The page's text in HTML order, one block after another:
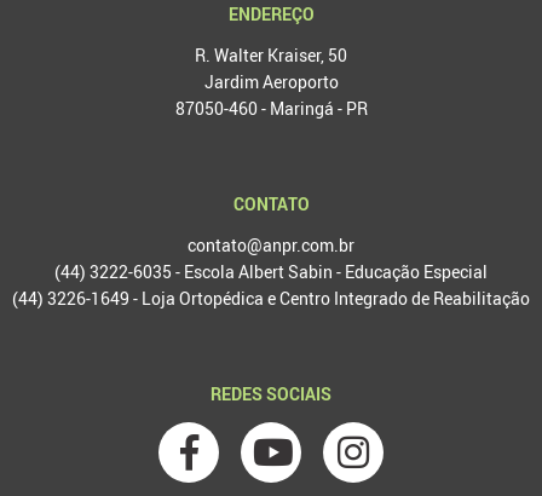
ENDEREÇO
R. Walter Kraiser, 50
Jardim Aeroporto
87050-460 - Maringá - PR
CONTATO
contato@anpr.com.br
(44) 3222-6035 - Escola Albert Sabin - Educação Especial
(44) 3226-1649 - Loja Ortopédica e Centro Integrado de Reabilitação
REDES SOCIAIS